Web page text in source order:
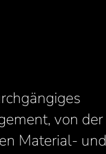
von der
Material- und